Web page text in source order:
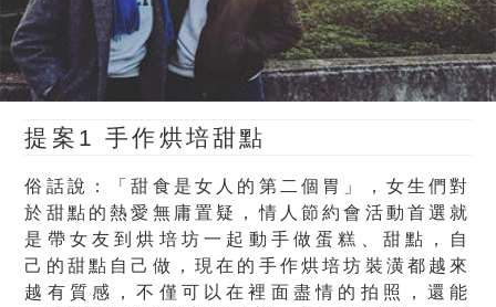
提案1 手作烘培甜點
俗話說：「甜食是女人的第二個胃」，女生們對
於甜點的熱愛無庸置疑，情人節約會活動首選就
是帶女友到烘培坊一起 動手做蛋糕 甜點
，自
己的甜點自己做，現在的手作烘培坊裝潢都越來
越有質感，不僅可以在裡面 盡情的拍照
，還能